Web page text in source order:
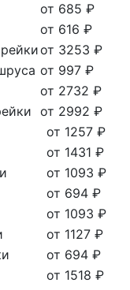
от 685 ₽
от 616 ₽
от 3253 ₽
от 997 ₽
от 2732 ₽
от 2992 ₽
от 1257 ₽
от 1431 ₽
от 1093 ₽
от 694 ₽
от 1093 ₽
от 1127 ₽
от 694 ₽
от 1518 ₽